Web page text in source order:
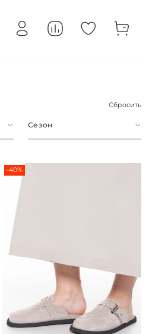
Сбросить
Сезон
-40%